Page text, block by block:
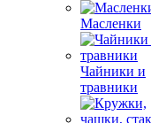
Масленки
Чайники и
травники